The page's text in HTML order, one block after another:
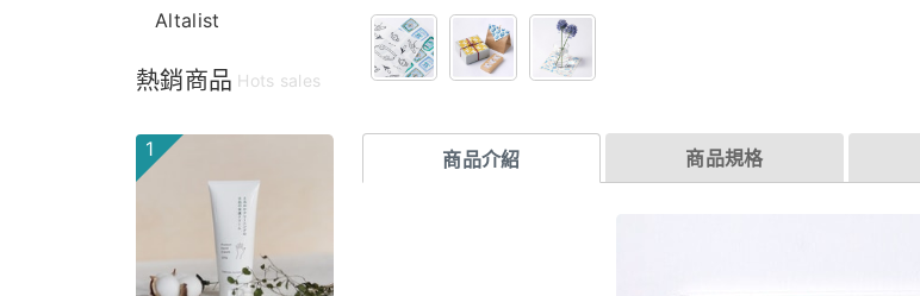
Altalist
熱銷商品 Hots sales
1 商品介紹 商品規格